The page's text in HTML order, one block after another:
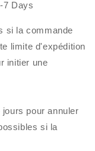
7 Days
si la commande
limite d'expédition
initier une
pour annuler
si la